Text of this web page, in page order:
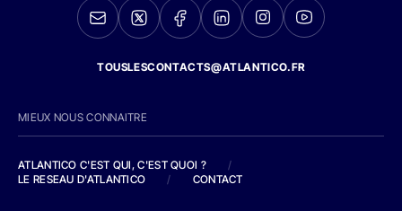
TOUSLESCONTACTS@ATLANTICO.FR
MIEUX NOUS CONNAITRE
ATLANTICO C'EST QUI, C'EST QUOI ?
/
LE RESEAU D'ATLANTICO
/ CONTACT